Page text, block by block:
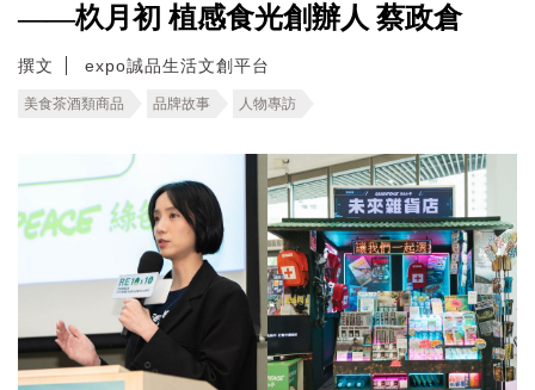
——杦月初 植感食光創辦人 蔡政倉
撰文 expo誠品生活文創平台
美食茶酒類商品 品牌故事 人物專訪